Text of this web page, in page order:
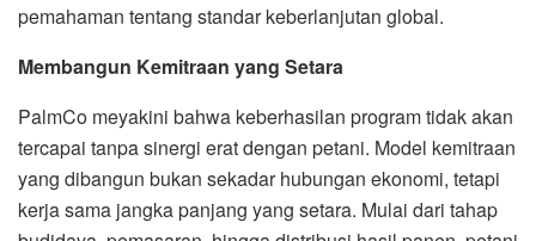
pemahaman tentang standar keberlanjutan global.
Membangun Kemitraan yang Setara
PalmCo meyakini bahwa keberhasilan program tidak akan
tercapai tanpa sinergi erat dengan petani. Model kemitraan
yang dibangun bukan sekadar hubungan ekonomi, tetapi
kerja sama jangka panjang yang setara. Mulai dari tahap